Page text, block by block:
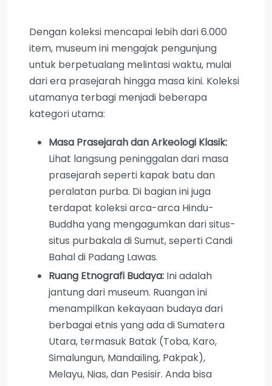
Dengan koleksi mencapai lebih dari 6.000
item, museum ini mengajak pengunjung
untuk berpetualang melintasi waktu, mulai
dari era prasejarah hingga masa kini. Koleksi
utamanya terbagi menjadi beberapa
kategori utama:
Masa Prasejarah dan Arkeologi Klasik:
Lihat langsung peninggalan dari masa
prasejarah seperti kapak batu dan
peralatan purba. Di bagian ini juga
terdapat koleksi arca-arca Hindu-
Buddha yang mengagumkan dari situs-
situs purbakala di Sumut, seperti Candi
Bahal di Padang Lawas.
Ruang Etnografi Budaya: Ini adalah
jantung dari museum. Ruangan ini
menampilkan kekayaan budaya dari
berbagai etnis yang ada di Sumatera
Utara, termasuk Batak (Toba, Karo,
Simalungun, Mandailing, Pakpak),
Melayu, Nias, dan Pesisir. Anda bisa